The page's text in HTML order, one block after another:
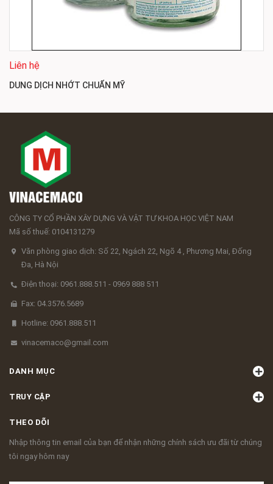
Liên hệ
DUNG DỊCH NHỚT CHUẨN MỸ
CÔNG TY CỔ PHẦN XÂY DỰNG VÀ VẬT TƯ KHOA HỌC VIỆT NAM
Mã số thuế: 0104131279
Văn phòng giao dịch: Số 22, Ngách 22, Ngõ 4 , Phương Mai, Đống
Đa, Hà Nội
Điện thoại: 0961.888.511 - 0969 888 511
Fax: 04.3576.5689
Hotline: 0961.888.511
vinacemaco@gmail.com
DANH MỤC
TRUY CẬP
THEO DÕI
Nhập thông tin email của bạn để nhận những chính sách ưu đãi từ chúng
tôi ngay hôm nay